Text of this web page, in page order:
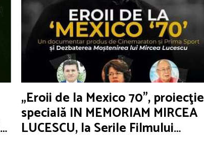
„Eroii de la Mexico 70”, proiecţie
specială IN MEMORIAM MIRCEA
LUCESCU, la Serile Filmului